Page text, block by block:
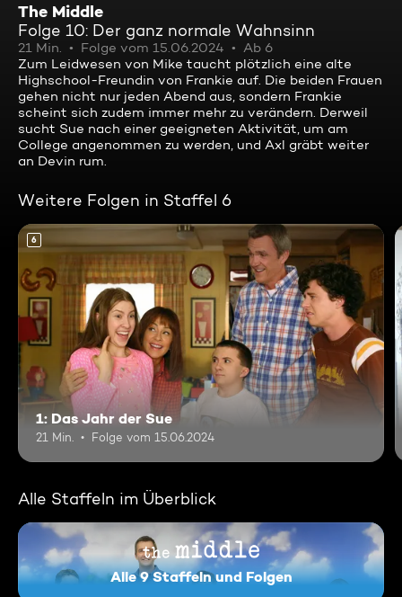
The Middle
Folge 10: Der ganz normale Wahnsinn
21 Min. Folge vom 15.06.2024
Ab 6
Zum Leidwesen von Mike taucht plötzlich eine alte
Highschool-Freundin von Frankie auf. Die beiden Frauen
gehen nicht nur jeden Abend aus, sondern Frankie
scheint sich zudem immer mehr zu verändern. Derweil
sucht Sue nach einer geeigneten Aktivität, um am
College angenommen zu werden, und Axl gräbt weiter
an Devin rum.
Weitere Folgen in Staffel 6
6
1: Das Jahr der Sue
21 Min. Folge vom 15.06.2024
Alle Staffeln im Überblick
Alle 9 Staffeln und Folgen